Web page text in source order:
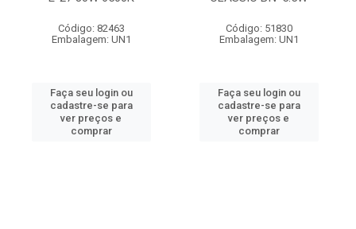
Código: 82463
Embalagem: UN1
Faça seu login ou
cadastre-se para
ver preços e
comprar
Código: 51830
Embalagem: UN1
Faça seu login ou
cadastre-se para
ver preços e
comprar